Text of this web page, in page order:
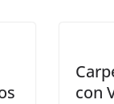
con